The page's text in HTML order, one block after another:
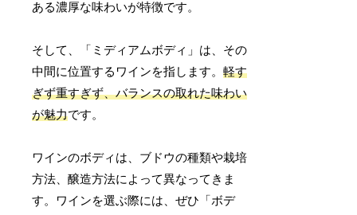
ある濃厚な味わいが特徴です。
そして、「ミディアムボディ」は、その
中間に位置するワインを指します。軽す
ぎず重すぎず、バランスの取れた味わい
が魅力です。
ワインのボディは、ブドウの種類や栽培
方法、醸造方法によって異なってきま
す。ワインを選ぶ際には、ぜひ「ボデ